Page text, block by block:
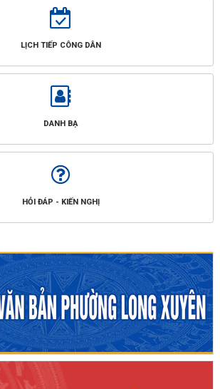
LỊCH TIẾP CÔNG DÂN
DANH BẠ
HỎI ĐÁP - KIẾN NGHỊ